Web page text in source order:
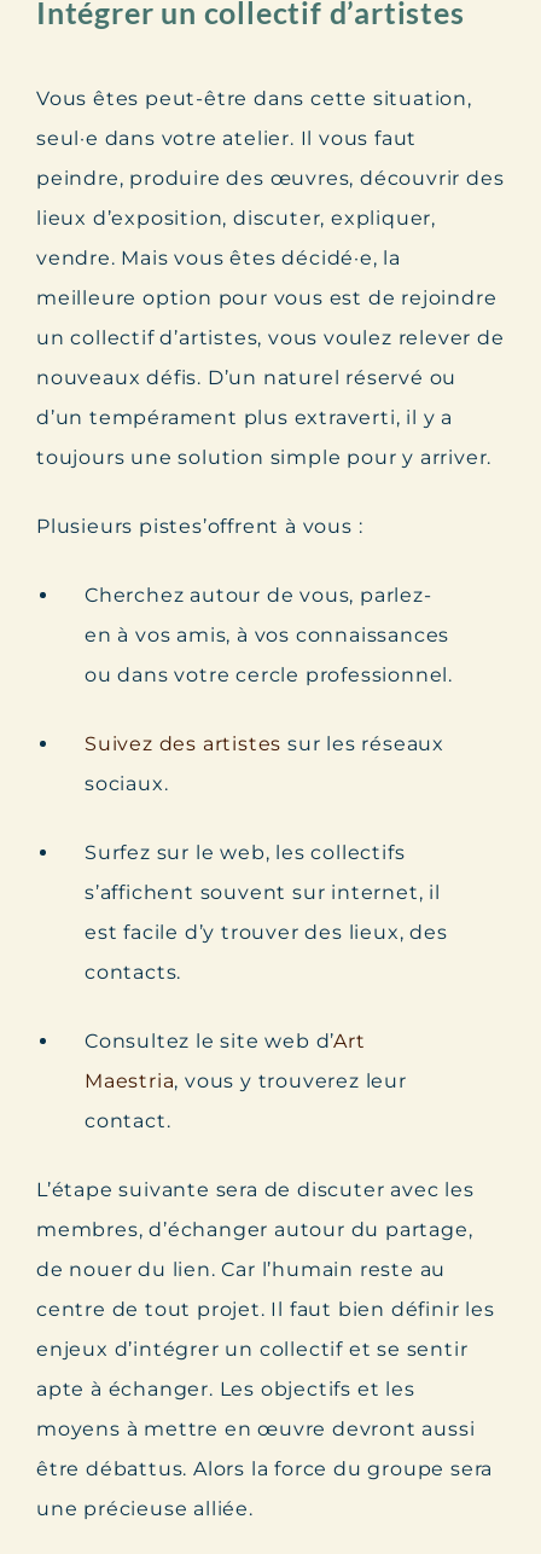
Intégrer un collectif d’artistes
Vous êtes peut-être dans cette situation,
seul·e dans votre atelier. Il vous faut
peindre, produire des œuvres, découvrir des
lieux d’exposition, discuter, expliquer,
vendre. Mais vous êtes décidé·e, la
meilleure option pour vous est de rejoindre
un collectif d’artistes, vous voulez relever de
nouveaux défis. D’un naturel réservé ou
d’un tempérament plus extraverti, il y a
toujours une solution simple pour y arriver.
Plusieurs pistes’offrent à vous :
Cherchez autour de vous, parlez-
en à vos amis, à vos connaissances
ou dans votre cercle professionnel.
Suivez des artistes sur les réseaux
sociaux.
Surfez sur le web, les collectifs
s’affichent souvent sur internet, il
est facile d’y trouver des lieux, des
contacts.
Consultez le site web d’Art
Maestria, vous y trouverez leur
contact.
L’étape suivante sera de discuter avec les
membres, d’échanger autour du partage,
de nouer du lien. Car l’humain reste au
centre de tout projet. Il faut bien définir les
enjeux d’intégrer un collectif et se sentir
apte à échanger. Les objectifs et les
moyens à mettre en œuvre devront aussi
être débattus. Alors la force du groupe sera
une précieuse alliée.